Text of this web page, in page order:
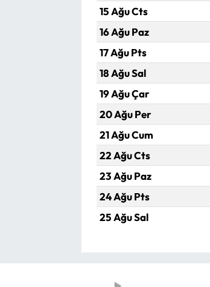
15 Ağu Cts
16 Ağu Paz
17 Ağu Pts
18 Ağu Sal
19 Ağu Çar
20 Ağu Per
21 Ağu Cum
22 Ağu Cts
23 Ağu Paz
24 Ağu Pts
25 Ağu Sal